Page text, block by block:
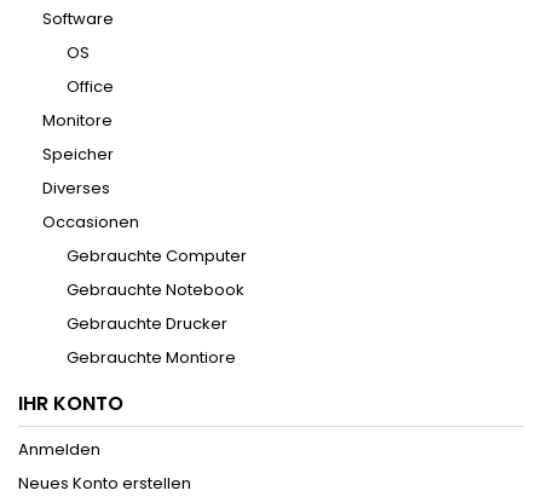
Software
OS
Office
Monitore
Speicher
Diverses
Occasionen
Gebrauchte Computer
Gebrauchte Notebook
Gebrauchte Drucker
Gebrauchte Montiore
IHR KONTO
Anmelden
Neues Konto erstellen